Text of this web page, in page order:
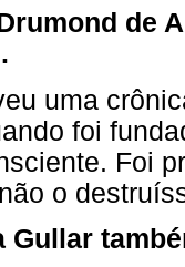
de
uma
foi
Foi
o
Gullar